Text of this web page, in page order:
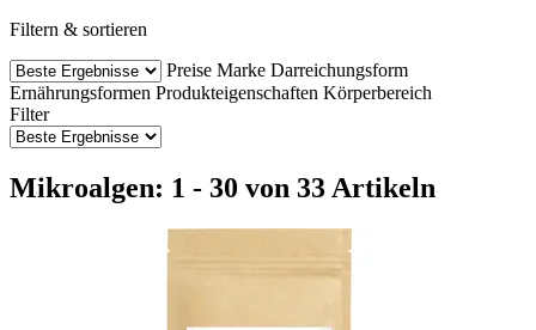
Filtern & sortieren
Preise Marke Darreichungsform
Ernährungsformen Produkteigenschaften Körperbereich
Filter
Mikroalgen: 1 - 30 von 33 Artikeln